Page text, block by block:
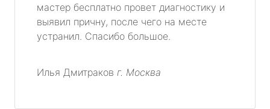
мастер бесплатно провет диагностику и
выявил причну, после чего на месте
устранил. Спасибо большое.
Илья Дмитраков г. Москва